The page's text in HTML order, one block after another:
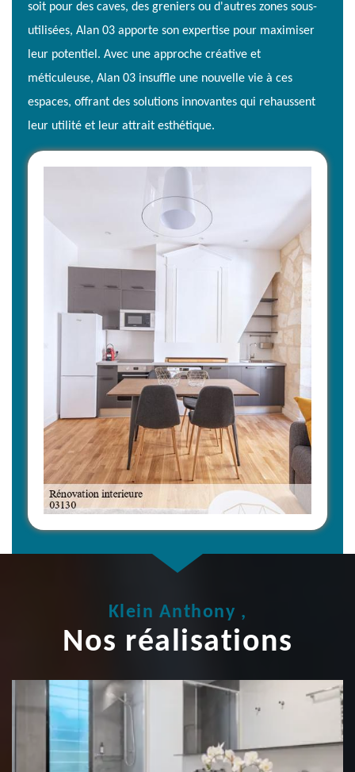
soit pour des caves, des greniers ou d'autres zones sous-
utilisées, Alan 03 apporte son expertise pour maximiser
leur potentiel. Avec une approche créative et
méticuleuse, Alan 03 insuffle une nouvelle vie à ces
espaces, offrant des solutions innovantes qui rehaussent
leur utilité et leur attrait esthétique.
Klein Anthony ,
Nos réalisations